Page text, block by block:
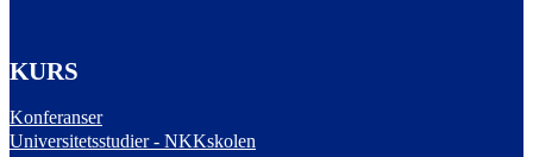
KURS
Konferanser
Universitetsstudier - NKKskolen